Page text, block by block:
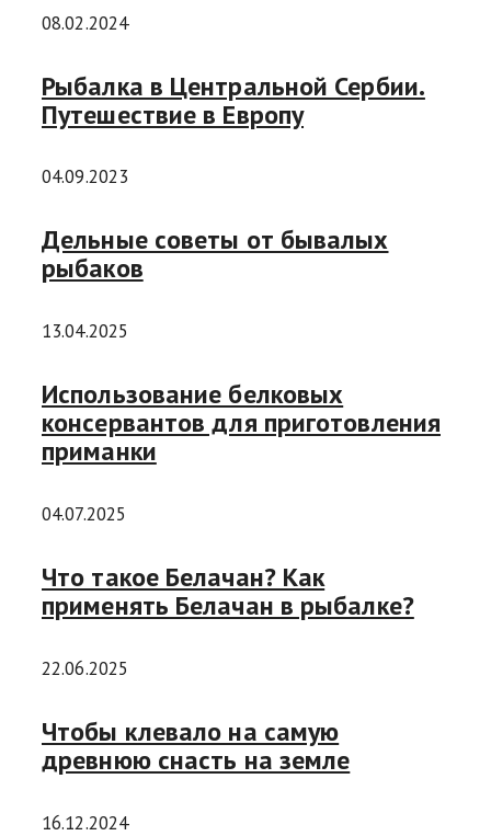
08.02.2024
Рыбалка в Центральной Сербии.
Путешествие в Европу
04.09.2023
Дельные советы от бывалых
рыбаков
13.04.2025
Использование белковых
консервантов для приготовления
приманки
04.07.2025
Что такое Белачан? Как
применять Белачан в рыбалке?
22.06.2025
Чтобы клевало на самую
древнюю снасть на земле
16.12.2024